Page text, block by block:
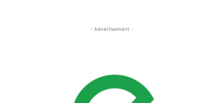
- Advertisement -